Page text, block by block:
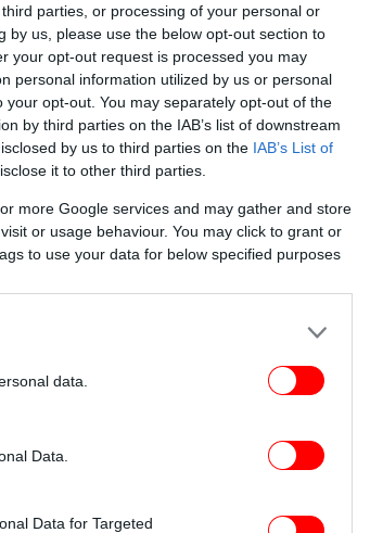
parties, or processing of your personal or
by us, please use the below opt-out section to
your opt-out request is processed you may
personal information utilized by us or personal
opt-out. You may separately opt-out of the
by third parties on the IAB’s list of downstream
by us to third parties on the IAB’s List of
it to other third parties.
more Google services and may gather and store
or usage behaviour. You may click to grant or
to use your data for below specified purposes
data.
Data.
Data for Targeted
τηλεοπτικό
-Στο
της AfD
07:36
Σολτς - Μερτς
και οικονομία
νικητή το
16:52
-Όλες οι